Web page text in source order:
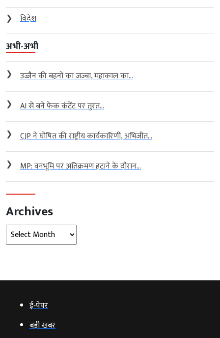
❯
विदेश
अभी-अभी
❯ उज्जैन की बहनों का जज्बा, महाकाल का...
❯ AI से बने फेक कंटेंट पर तुरंत...
❯ CJP ने घोषित की राष्ट्रीय कार्यकारिणी, अभिजीत...
❯ MP: वनभूमि पर अतिक्रमण हटाने के दौरान...
Archives
Archives
ई‑पेपर
बड़ी खबर